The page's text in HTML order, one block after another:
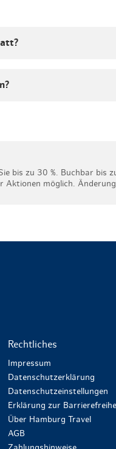
bis zu 30 %. Buchbar
Aktionen möglich.
Rechtliches
Impressum
Datenschutzerklärung
Datenschutzeinstellungen
Erklärung zur
Über Hamburg Travel
AGB